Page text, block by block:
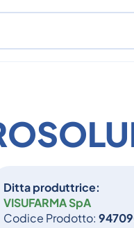
Ditta produttrice:
VISUFARMA SpA
Codice Prodotto: